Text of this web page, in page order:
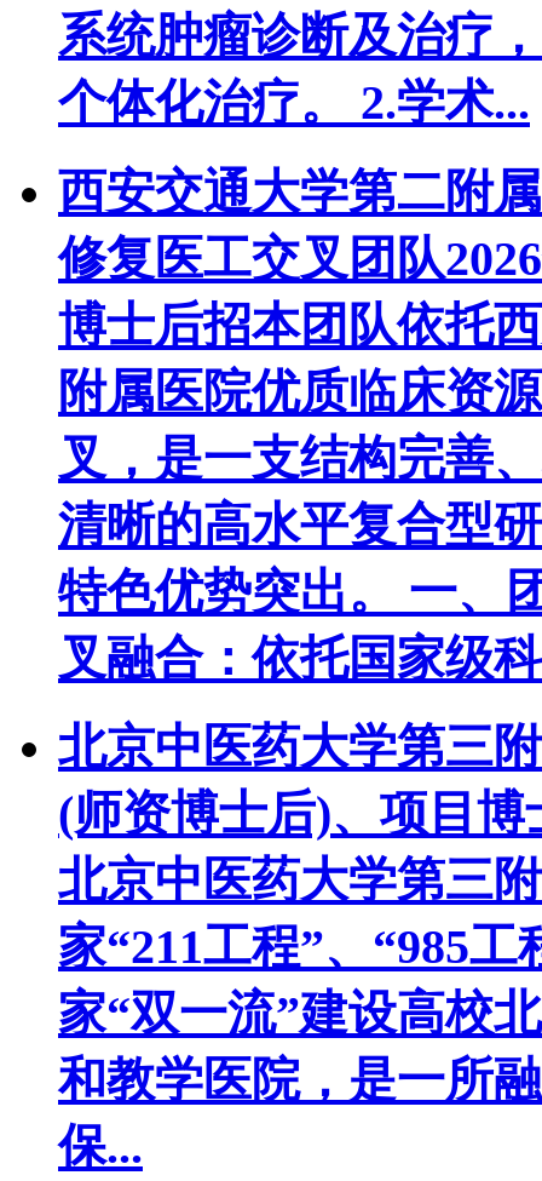
系统肿瘤诊断及治疗
个体化治疗。 2.学术...
西安交通大学第二附
修复医工交叉团队
博士后招本团队依托
附属医院优质临床资
叉，是一支结构完善
清晰的高水平复合型
特色优势突出。 一、
叉融合：依托国家级
北京中医药大学第三
(师资博士后)、项目
北京中医药大学第三
家“211工程”、“985
家“双一流”建设高校
和教学医院，是一所
保...